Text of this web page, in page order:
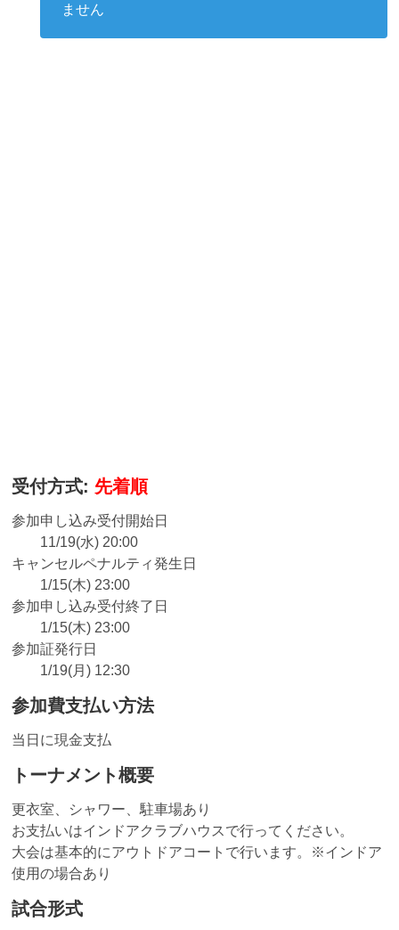
ません
受付方式: 先着順
参加申し込み受付開始日
11/19(水) 20:00
キャンセルペナルティ発生日
1/15(木) 23:00
参加申し込み受付終了日
1/15(木) 23:00
参加証発行日
1/19(月) 12:30
参加費支払い方法
当日に現金支払
トーナメント概要
更衣室、シャワー、駐車場あり
お支払いはインドアクラブハウスで行ってください。
大会は基本的にアウトドアコートで行います。※インドア
使用の場合あり
試合形式